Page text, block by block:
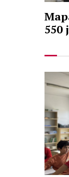
550